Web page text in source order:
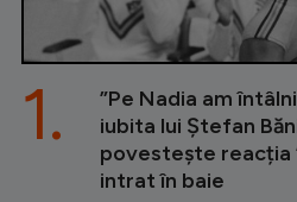
”Pe Nadia am
iubita lui Ștefan
povestește reacția
intrat în baie
1.